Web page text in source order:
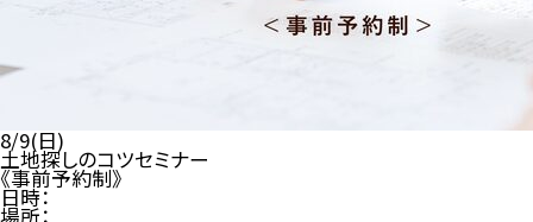
8/9(日)
土地探しのコツセミナー
《事前予約制》
日時：